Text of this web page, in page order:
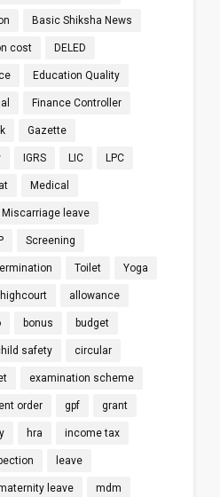
Basic Shiksha News
cost DELED
Education Quality
Finance Controller
Gazette
IGRS LIC LPC
Medical
Miscarriage leave
Screening
Toilet Yoga
allowance
bonus budget
safety circular
examination scheme
order gpf grant
hra income tax
leave
leave mdm